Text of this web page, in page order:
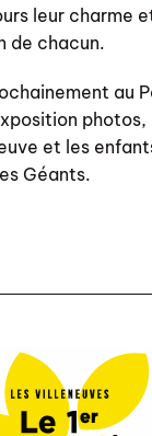
leur charme
de chacun.
au
et les
Géants.